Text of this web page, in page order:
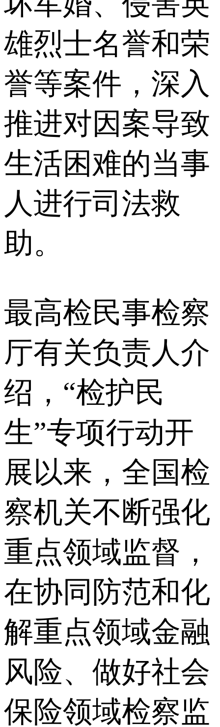
雄烈士名誉和荣
誉等案件，深入
推进对因案导致
生活困难的当事
人进行司法救
助。
最高检民事检察
厅有关负责人介
绍，“检护民
生”专项行动开
展以来，全国检
察机关不断强化
重点领域监督，
在协同防范和化
解重点领域金融
风险、做好社会
保险领域检察监